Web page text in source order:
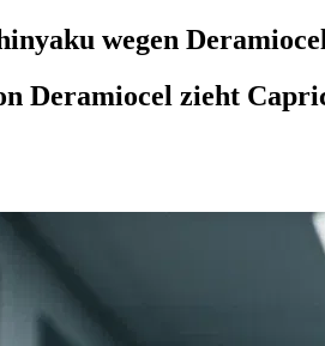
wegen Deramiocel
Deramiocel zieht